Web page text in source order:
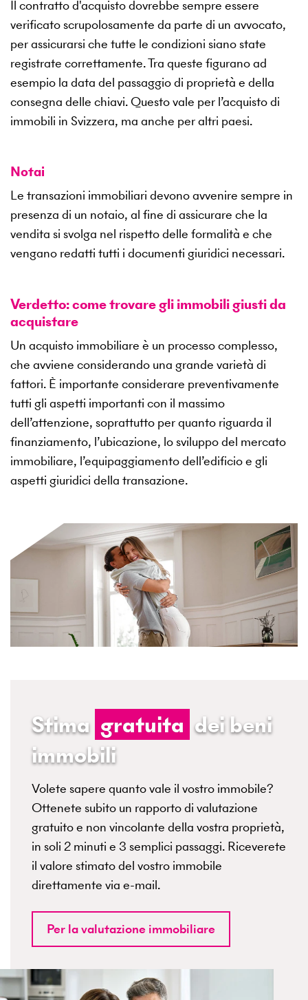
Il contratto d'acquisto dovrebbe sempre essere
verificato scrupolosamente da parte di un avvocato,
per assicurarsi che tutte le condizioni siano state
registrate correttamente. Tra queste figurano ad
esempio la data del passaggio di proprietà e della
consegna delle chiavi. Questo vale per l’acquisto di
immobili in Svizzera, ma anche per altri paesi.
Notai
Le transazioni immobiliari devono avvenire sempre in
presenza di un notaio, al fine di assicurare che la
vendita si svolga nel rispetto delle formalità e che
vengano redatti tutti i documenti giuridici necessari.
Verdetto: come trovare gli immobili giusti da
acquistare
Un acquisto immobiliare è un processo complesso,
che avviene considerando una grande varietà di
fattori. È importante considerare preventivamente
tutti gli aspetti importanti con il massimo
dell’attenzione, soprattutto per quanto riguarda il
finanziamento, l’ubicazione, lo sviluppo del mercato
immobiliare, l’equipaggiamento dell’edificio e gli
aspetti giuridici della transazione.
Stima gratuita dei beni
immobili
Volete sapere quanto vale il vostro immobile?
Ottenete subito un rapporto di valutazione
gratuito e non vincolante della vostra proprietà,
in soli 2 minuti e 3 semplici passaggi. Riceverete
il valore stimato del vostro immobile
direttamente via e-mail.
Per la valutazione immobiliare